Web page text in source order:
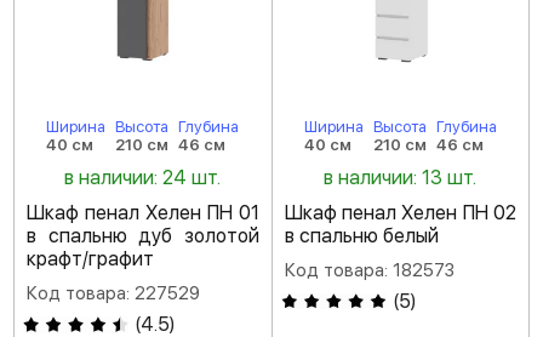
Ширина
40 см
Высота
210 см
Глубина
46 см
в наличии: 24 шт.
Шкаф пенал Хелен ПН 01
в спальню дуб золотой
крафт/графит
Код товара: 227529
(4.5)
Ширина
40 см
Высота
210 см
Глубина
46 см
в наличии: 13 шт.
Шкаф пенал Хелен ПН 02
в спальню белый
Код товара: 182573
(5)